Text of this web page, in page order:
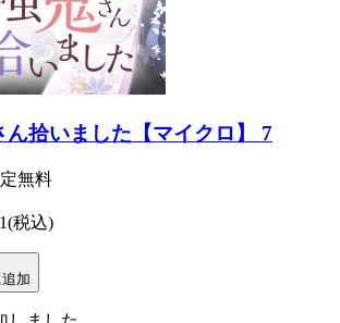
ん拾いました【マイクロ】 7
無料
(税込)
加